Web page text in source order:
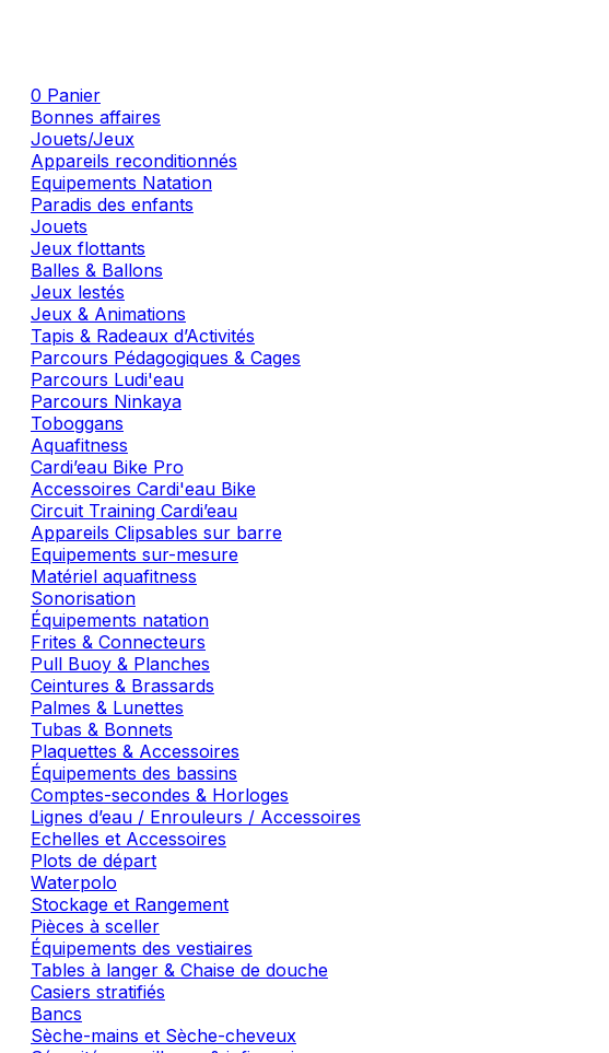
0 Panier
Bonnes affaires
Jouets/Jeux
Appareils reconditionnés
Equipements Natation
Paradis des enfants
Jouets
Jeux flottants
Balles & Ballons
Jeux lestés
Jeux & Animations
Tapis & Radeaux d’Activités
Parcours Pédagogiques & Cages
Parcours Ludi'eau
Parcours Ninkaya
Toboggans
Aquafitness
Cardi’eau Bike Pro
Accessoires Cardi'eau Bike
Circuit Training Cardi’eau
Appareils Clipsables sur barre
Equipements sur-mesure
Matériel aquafitness
Sonorisation
Équipements natation
Frites & Connecteurs
Pull Buoy & Planches
Ceintures & Brassards
Palmes & Lunettes
Tubas & Bonnets
Plaquettes & Accessoires
Équipements des bassins
Comptes-secondes & Horloges
Lignes d’eau / Enrouleurs / Accessoires
Echelles et Accessoires
Plots de départ
Waterpolo
Stockage et Rangement
Pièces à sceller
Équipements des vestiaires
Tables à langer & Chaise de douche
Casiers stratifiés
Bancs
Sèche-mains et Sèche-cheveux